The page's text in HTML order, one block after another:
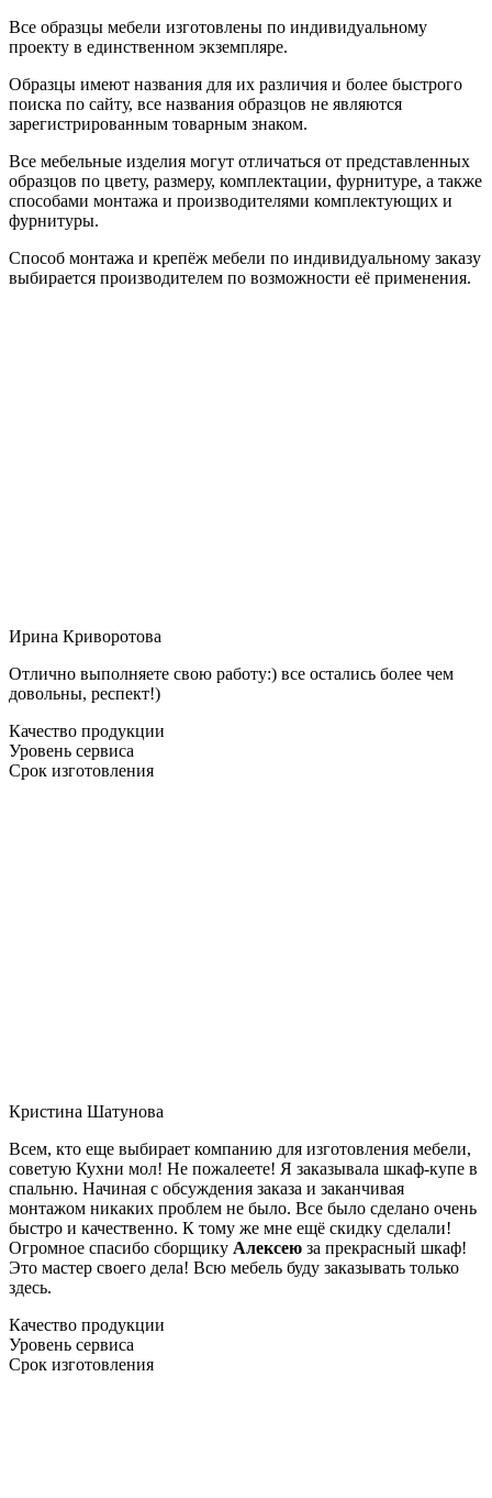
Все образцы мебели изготовлены по индивидуальному
проекту в единственном экземпляре.
Образцы имеют названия для их различия и более быстрого
поиска по сайту, все названия образцов не являются
зарегистрированным товарным знаком.
Все мебельные изделия могут отличаться от представленных
образцов по цвету, размеру, комплектации, фурнитуре, а также
способами монтажа и производителями комплектующих и
фурнитуры.
Способ монтажа и крепёж мебели по индивидуальному заказу
выбирается производителем по возможности её применения.
Ирина Криворотова
Отлично выполняете свою работу:) все остались более чем
довольны, респект!)
Качество продукции
Уровень сервиса
Срок изготовления
Кристина Шатунова
Всем, кто еще выбирает компанию для изготовления мебели,
советую Кухни мол! Не пожалеете! Я заказывала шкаф-купе в
спальню. Начиная с обсуждения заказа и заканчивая
монтажом никаких проблем не было. Все было сделано очень
быстро и качественно. К тому же мне ещё скидку сделали!
Огромное спасибо сборщику Алексею за прекрасный шкаф!
Это мастер своего дела! Всю мебель буду заказывать только
здесь.
Качество продукции
Уровень сервиса
Срок изготовления